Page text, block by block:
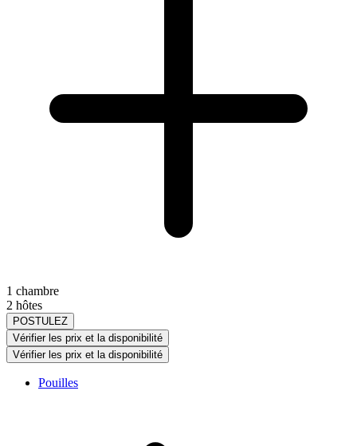
1 chambre
2 hôtes
POSTULEZ
Vérifier les prix et la disponibilité
Vérifier les prix et la disponibilité
Pouilles